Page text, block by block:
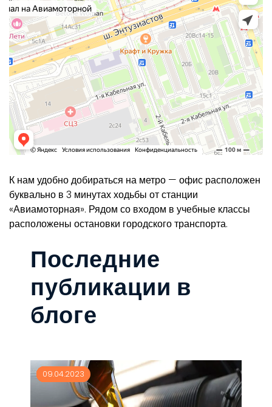
К нам удобно добираться на метро — офис расположен
буквально в 3 минутах ходьбы от станции
«Авиамоторная». Рядом со входом в учебные классы
расположены остановки городского транспорта.
Последние
публикации в
блоге
06.17.2024
06.17.2024
05.02.2024
05.02.2024
05.01.2024
02.10.2024
02.02.2024
02.02.2024
10.23.2023
10.23.2023
10.23.2023
09.04.2023